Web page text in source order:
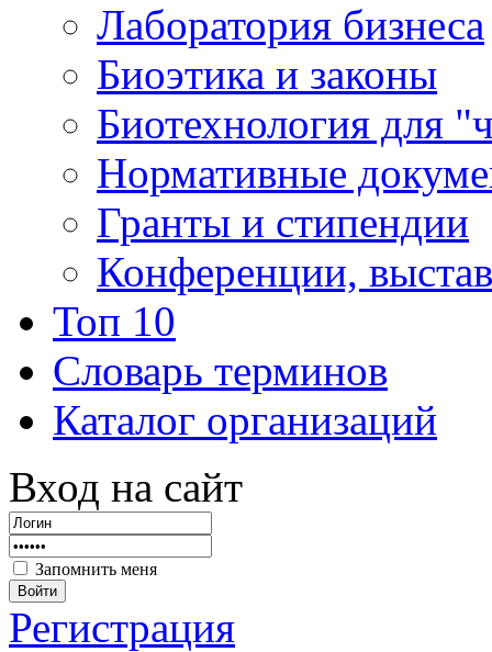
Лаборатория бизнеса
Биоэтика и законы
Биотехнология для
Нормативные
Гранты и стипендии
Конференции,
Топ 10
Словарь терминов
Каталог организаций
Вход на сайт
Запомнить меня
Войти
Регистрация